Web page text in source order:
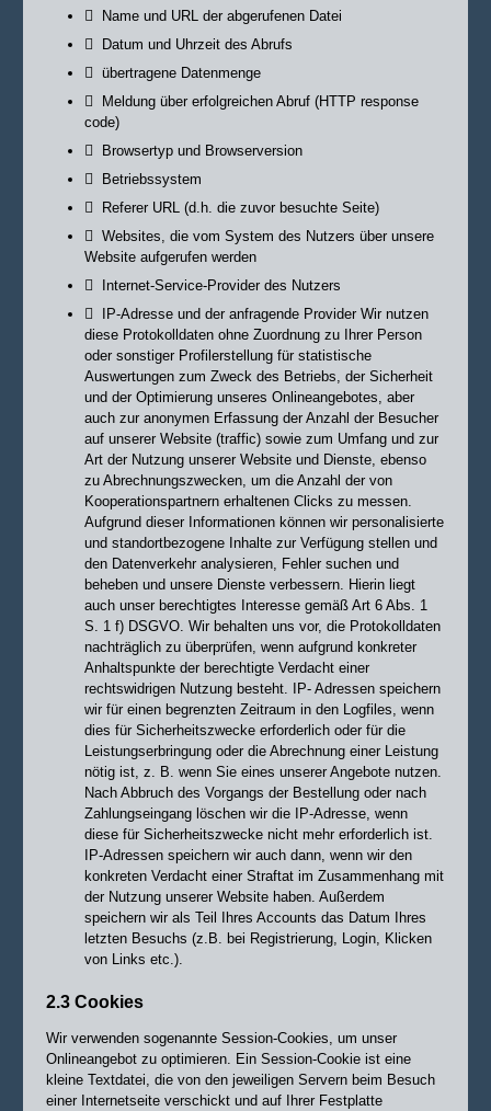
 Name und URL der abgerufenen Datei
 Datum und Uhrzeit des Abrufs
 übertragene Datenmenge

Meldung über erfolgreichen Abruf (HTTP response
code)
 Browsertyp und Browserversion
 Betriebssystem
 Referer URL (d.h. die zuvor besuchte Seite)
 Websites, die vom System des Nutzers über unsere
Website aufgerufen werden
 Internet-Service-Provider des Nutzers
 IP-Adresse und der anfragende Provider Wir nutzen
diese Protokolldaten ohne Zuordnung zu Ihrer Person
oder sonstiger Profilerstellung für statistische
Auswertungen zum Zweck des Betriebs, der Sicherheit
und der Optimierung unseres Onlineangebotes, aber
auch zur anonymen Erfassung der Anzahl der Besucher
auf unserer Website (traffic) sowie zum Umfang und zur
Art der Nutzung unserer Website und Dienste, ebenso
zu Abrechnungszwecken, um die Anzahl der von
Kooperationspartnern erhaltenen Clicks zu messen.
Aufgrund dieser Informationen können wir personalisierte
und standortbezogene Inhalte zur Verfügung stellen und
den Datenverkehr analysieren, Fehler suchen und
beheben und unsere Dienste verbessern. Hierin liegt
auch unser berechtigtes Interesse gemäß Art 6 Abs. 1
S. 1 f) DSGVO. Wir behalten uns vor, die Protokolldaten
nachträglich zu überprüfen, wenn aufgrund konkreter
Anhaltspunkte der berechtigte Verdacht einer
rechtswidrigen Nutzung besteht. IP- Adressen speichern
wir für einen begrenzten Zeitraum in den Logfiles, wenn
dies für Sicherheitszwecke erforderlich oder für die
Leistungserbringung oder die Abrechnung einer Leistung
nötig ist, z. B. wenn Sie eines unserer Angebote nutzen.
Nach Abbruch des Vorgangs der Bestellung oder nach
Zahlungseingang löschen wir die IP-Adresse, wenn
diese für Sicherheitszwecke nicht mehr erforderlich ist.
IP-Adressen speichern wir auch dann, wenn wir den
konkreten Verdacht einer Straftat im Zusammenhang mit
der Nutzung unserer Website haben. Außerdem
speichern wir als Teil Ihres Accounts das Datum Ihres
letzten Besuchs (z.B. bei Registrierung, Login, Klicken
von Links etc.).
2.3 Cookies
Wir verwenden sogenannte Session-Cookies, um unser
Onlineangebot zu optimieren. Ein Session-Cookie ist eine
kleine Textdatei, die von den jeweiligen Servern beim Besuch
einer Internetseite verschickt und auf Ihrer Festplatte